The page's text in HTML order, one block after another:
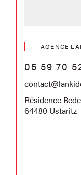
AGENCE
05 59 70
Résidence
64480 Ustaritz